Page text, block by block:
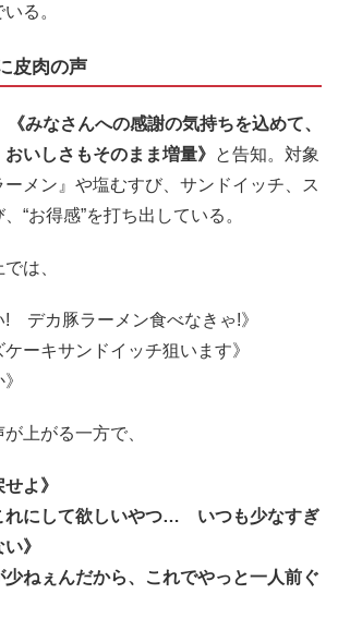
る。
皮肉の声
《みなさんへの感謝の気持ちを込めて、
いしさもそのまま増量》 と告知。対象
メン』や塩むすび、サンドイッチ、ス
“お得感”を打ち出している。
は、
! デカ豚ラーメン食べなきゃ!》
ケーキサンドイッチ狙います》
上がる一方で、
よ》
れにして欲しいやつ… いつも少なすぎ
》
少ねぇんだから、これでやっと一人前ぐ